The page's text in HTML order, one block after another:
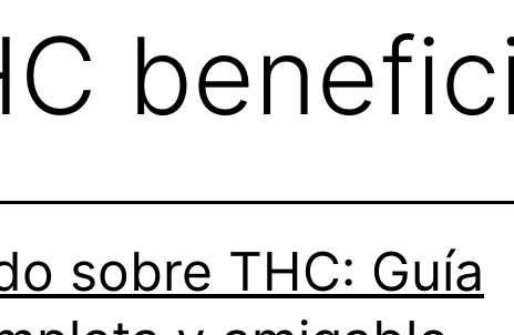
sobre THC: Guía